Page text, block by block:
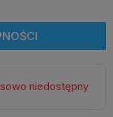
niedostępny